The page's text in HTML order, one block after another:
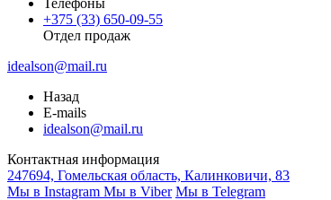
Телефоны
+375 (33) 650-09-55
Отдел продаж
idealson@mail.ru
Назад
E-mails
idealson@mail.ru
Контактная информация
247694, Гомельская область, Калинковичи, 83
Мы в Instagram Мы в Viber Мы в Telegram